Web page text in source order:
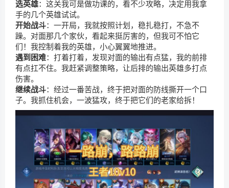
选英雄：这关我可是做功课的，看不少攻略，决定用我拿
手的几个英雄试试。
开始战斗：一开局，我就按照计划，稳扎稳打，不急不
躁。对面那几个家伙，看起来挺厉害的，但我可不怕它
们！我控制着我的英雄，小心翼翼地推进。
遇到困难：打着打着，发现对面的输出有点猛，我的前排
有点扛不住。我赶紧调整策略，让后排的输出英雄多打点
伤害。
继续战斗：经过一番苦战，终于把对面的防线撕开一个口
子。我抓住机会，一波猛攻，终于把它们的老家给拆！